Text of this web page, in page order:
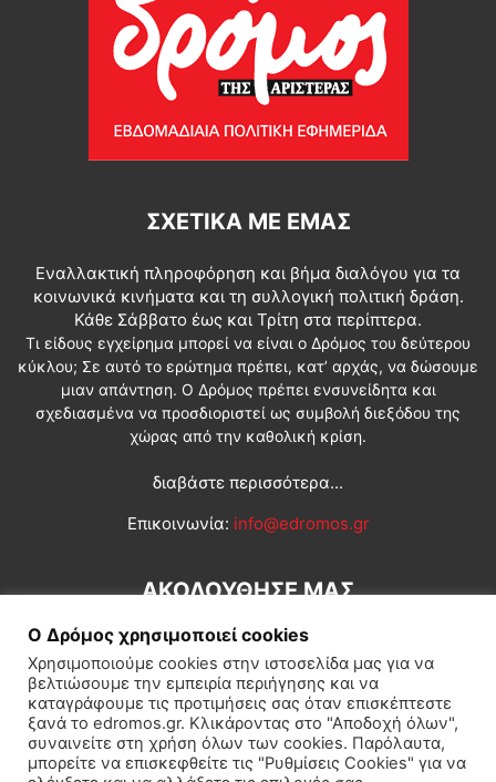
ΣΧΕΤΙΚΆ ΜΕ ΕΜΆΣ
Εναλλακτική πληροφόρηση και βήμα διαλόγου για τα
κοινωνικά κινήματα και τη συλλογική πολιτική δράση.
Κάθε Σάββατο έως και Τρίτη στα περίπτερα.
Τι είδους εγχείρημα μπορεί να είναι ο Δρόμος του δεύτερου
κύκλου; Σε αυτό το ερώτημα πρέπει, κατ’ αρχάς, να δώσουμε
μιαν απάντηση. Ο Δρόμος πρέπει ενσυνείδητα και
σχεδιασμένα να προσδιοριστεί ως συμβολή διεξόδου της
χώρας από την καθολική κρίση.
διαβάστε περισσότερα...
Επικοινωνία: info@edromos.gr
ΑΚΟΛΟΥΘΗΣΕ ΜΑΣ
Εγγραφή συνδρομητή Πολιτική Διεθνή Κοινωνία
Ο Δρόμος χρησιμοποιεί cookies
Χρησιμοποιούμε cookies στην ιστοσελίδα μας για να
βελτιώσουμε την εμπειρία περιήγησης και να
καταγράφουμε τις προτιμήσεις σας όταν επισκέπτεστε
ξανά το edromos.gr. Κλικάροντας στο "Αποδοχή όλων",
συναινείτε στη χρήση όλων των cookies. Παρόλαυτα,
μπορείτε να επισκεφθείτε τις "Ρυθμίσεις Cookies" για να